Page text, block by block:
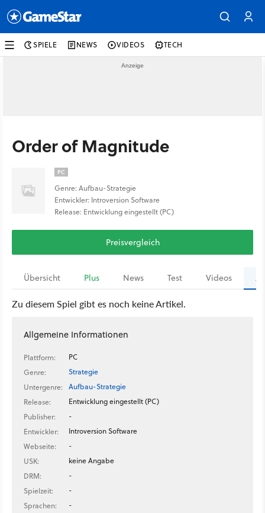
SPIELE NEWS VIDEOS TECH
Order of Magnitude
PC
Genre: Aufbau-Strategie
Entwickler: Introversion Software
Release: Entwicklung eingestellt (PC)
Preisvergleich
Übersicht Plus News Test Videos
Zu diesem Spiel gibt es noch keine Artikel.
Allgemeine Informationen
Plattform:
PC
Genre:
Strategie
Untergenre:
Aufbau-Strategie
Release:
Entwicklung eingestellt (PC)
Publisher:
-
Entwickler:
Introversion Software
Webseite:
-
USK:
keine Angabe
DRM:
-
Spielzeit:
-
Sprachen:
-